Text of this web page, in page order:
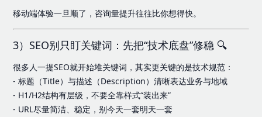
移动端体验一旦顺了，咨询量提升往往比你想得快。
3）SEO别只盯关键词：先把“技术底盘”修稳 🔍
很多人一提SEO就开始堆关键词，其实更关键的是技术规范：
- 标题（Title）与描述（Description）清晰表达业务与地域
- H1/H2结构有层级，不要全靠样式“装出来”
- URL尽量简洁、稳定，别今天一套明天一套